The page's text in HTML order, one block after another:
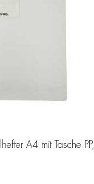
A4 mit Tasche PP,